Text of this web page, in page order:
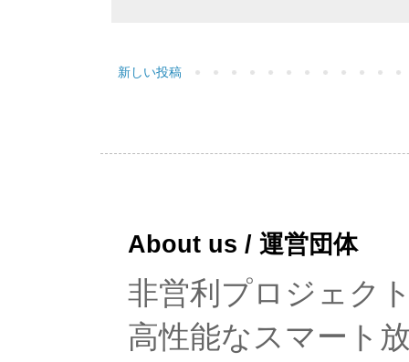
新しい投稿
About us / 運営団体
非営利プロジェク
高性能なスマート